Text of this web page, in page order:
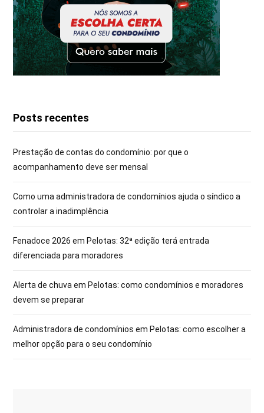
Posts recentes
Prestação de contas do condomínio: por que o
acompanhamento deve ser mensal
Como uma administradora de condomínios ajuda o síndico a
controlar a inadimplência
Fenadoce 2026 em Pelotas: 32ª edição terá entrada
diferenciada para moradores
Alerta de chuva em Pelotas: como condomínios e moradores
devem se preparar
Administradora de condomínios em Pelotas: como escolher a
melhor opção para o seu condomínio